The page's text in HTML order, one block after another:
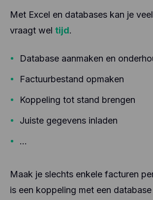
Met Excel en databases kan je
vraagt wel tijd.
Database aanmaken en
Factuurbestand opmaken
Koppeling tot stand brengen
Juiste gegevens inladen
...
Maak je slechts enkele facturen
is een koppeling met een